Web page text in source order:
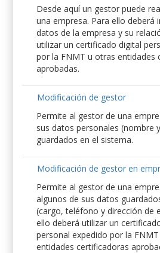
Desde aquí un gestor puede
una empresa. Para ello deberá
datos de la empresa y su
utilizar un certificado digital
por la FNMT u otras entidades
aprobadas.
Modificación de gestor
Permite al gestor de una
sus datos personales (nombre
guardados en el sistema.
Modificación de gestor en
Permite al gestor de una
algunos de sus datos
(cargo, teléfono y dirección de
ello deberá utilizar un
personal expedido por la
entidades certificadoras